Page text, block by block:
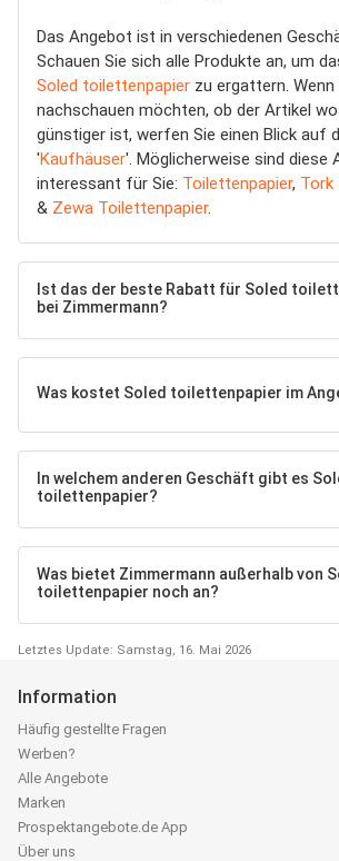
Das Angebot ist in verschiedenen
Schauen Sie sich alle Produkte an, um
Soled toilettenpapier zu ergattern. Wenn
nachschauen möchten, ob der Artikel
günstiger ist, werfen Sie einen Blick auf
'Kaufhäuser'. Möglicherweise sind diese
interessant für Sie: Toilettenpapier, Tork
& Zewa Toilettenpapier.
Ist das der beste Rabatt für Soled
bei Zimmermann?
Was kostet Soled toilettenpapier im
In welchem anderen Geschäft gibt es
toilettenpapier?
Was bietet Zimmermann außerhalb von
toilettenpapier noch an?
Letztes Update: Samstag, 16. Mai 2026
Information
Häufig gestellte Fragen
Werben?
Alle Angebote
Marken
Prospektangebote.de App
Über uns